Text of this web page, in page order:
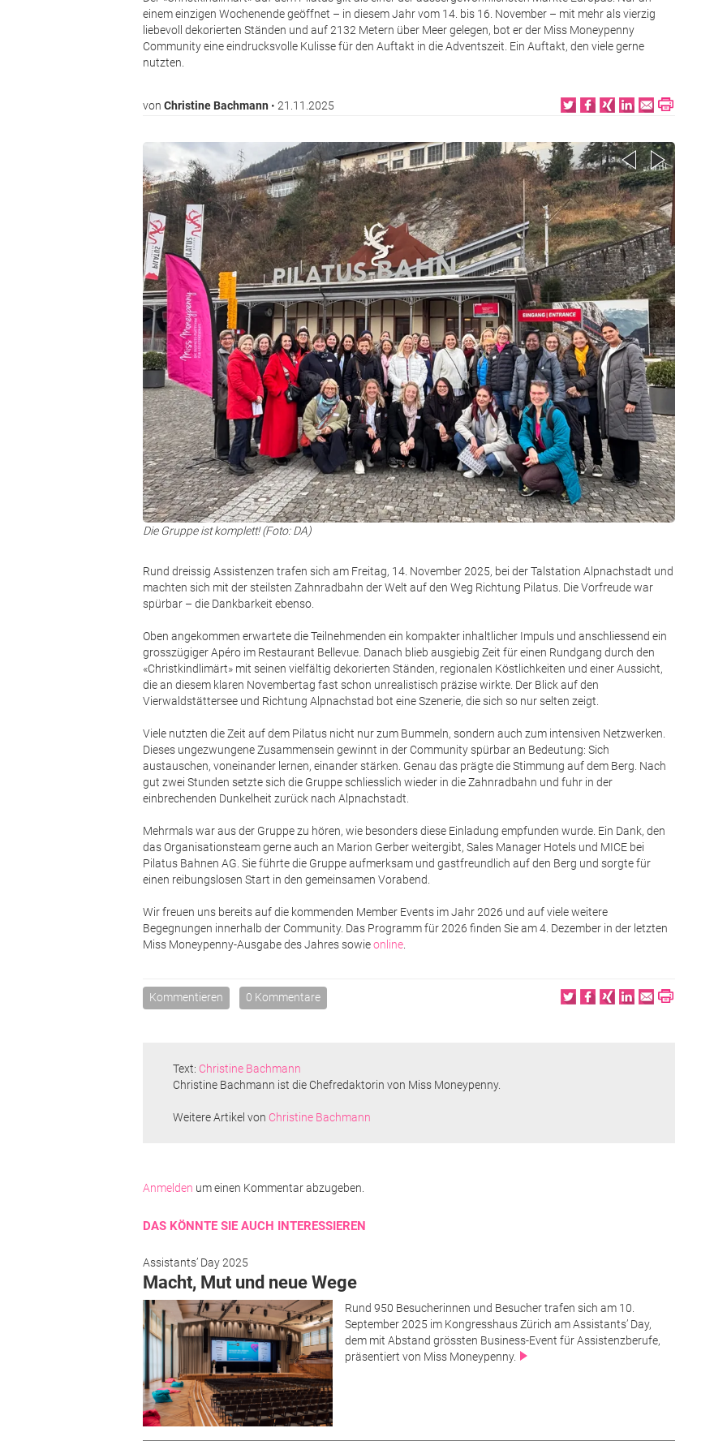
einem einzigen Wochenende geöffnet – in diesem Jahr vom 14. bis 16. November – mit mehr als vierzig
liebevoll dekorierten Ständen und auf 2132 Metern über Meer gelegen, bot er der Miss Moneypenny
Community eine eindrucksvolle Kulisse für den Auftakt in die Adventszeit. Ein Auftakt, den viele gerne
nutzten.
vonChristine Bachmann •21.11.2025
Die Gruppe ist komplett! (Foto: DA)
Bild
Rund dreissig Assistenzen trafen sich am Freitag, 14. November 2025, bei der Talstation Alpnachstadt und
machten sich mit der steilsten Zahnradbahn der Welt auf den Weg Richtung Pilatus. Die Vorfreude war
spürbar – die Dankbarkeit ebenso.
Oben angekommen erwartete die Teilnehmenden ein kompakter inhaltlicher Impuls und anschliessend ein
grosszügiger Apéro im Restaurant Bellevue. Danach blieb ausgiebig Zeit für einen Rundgang durch den
«Christkindlimärt» mit seinen vielfältig dekorierten Ständen, regionalen Köstlichkeiten und einer Aussicht,
die an diesem klaren Novembertag fast schon unrealistisch präzise wirkte. Der Blick auf den
Vierwaldstättersee und Richtung Alpnachstad bot eine Szenerie, die sich so nur selten zeigt.
Viele nutzten die Zeit auf dem Pilatus nicht nur zum Bummeln, sondern auch zum intensiven Netzwerken.
Dieses ungezwungene Zusammensein gewinnt in der Community spürbar an Bedeutung: Sich
austauschen, voneinander lernen, einander stärken. Genau das prägte die Stimmung auf dem Berg. Nach
gut zwei Stunden setzte sich die Gruppe schliesslich wieder in die Zahnradbahn und fuhr in der
einbrechenden Dunkelheit zurück nach Alpnachstadt.
Mehrmals war aus der Gruppe zu hören, wie besonders diese Einladung empfunden wurde. Ein Dank, den
das Organisationsteam gerne auch an Marion Gerber weitergibt, Sales Manager Hotels und MICE bei
Pilatus Bahnen AG. Sie führte die Gruppe aufmerksam und gastfreundlich auf den Berg und sorgte für
einen reibungslosen Start in den gemeinsamen Vorabend.
Wir freuen uns bereits auf die kommenden Member Events im Jahr 2026 und auf viele weitere
Begegnungen innerhalb der Community. Das Programm für 2026 finden Sie am 4. Dezember in der letzten
Miss Moneypenny-Ausgabe des Jahres sowieonline
Kommentieren 0 Kommentare Twitter
Facebook
XING
LinkedIn
Email
Print
Text: Christine Bachmann
Christine Bachmann ist die Chefredaktorin von Miss Moneypenny.
Weitere Artikel von Christine Bachmann
Anmelden um einen Kommentar abzugeben.
DAS KÖNNTE SIE AUCH INTERESSIEREN
Assistants’ Day 2025
Macht, Mut und neue Wege
Rund 950 Besucherinnen und Besucher trafen sich am 10.
September 2025 im Kongresshaus Zürich am Assistants’ Day,
dem mit Abstand grössten Business-Event für Assistenzberufe,
präsentiert von Miss Moneypenny.